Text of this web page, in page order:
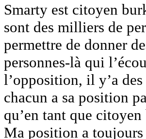
Smarty est citoyen
sont des milliers de
permettre de donner
personnes-là qui
l’opposition, il y’a
chacun a sa position
qu’en tant que
Ma position a